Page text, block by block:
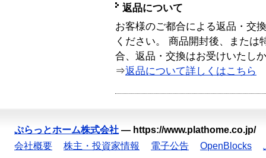
返品について
お客様のご都合による返品・交
ください。 商品開封後、または
合、返品・交換はお受けいたし
⇒返品について詳しくはこちら
ぷらっとホーム株式会社 — https://www.plathome.co.jp/
会社概要
株主・投資家情報 電子公告 OpenBlocks